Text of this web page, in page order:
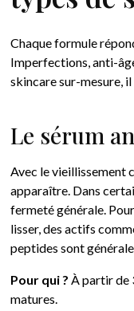
Chaque formule
Imperfections, anti-
skincare sur-mesure,
Le sérum
Avec le vieillissement
apparaître. Dans
fermeté générale.
lisser, des actifs
peptides sont
Pour qui ? À partir de
matures.